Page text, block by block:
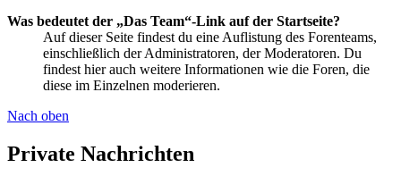
Was bedeutet der „Das Team“-Link auf der Startseite?
Auf dieser Seite findest du eine Auflistung des Forenteams,
einschließlich der Administratoren, der Moderatoren. Du
findest hier auch weitere Informationen wie die Foren, die
diese im Einzelnen moderieren.
Nach oben
Private Nachrichten